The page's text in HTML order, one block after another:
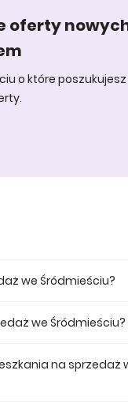
oferty
o które
we Śródmieściu?
we Śródmieściu?
na sprzedaż